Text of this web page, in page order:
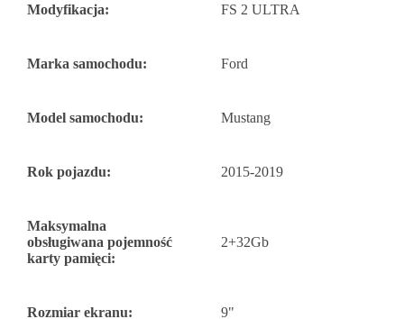
Modyfikacja: FS 2 ULTRA
Marka samochodu: Ford
Model samochodu: Mustang
Rok pojazdu: 2015-2019
Maksymalna
obsługiwana pojemność
karty pamięci:
2+32Gb
Rozmiar ekranu: 9"